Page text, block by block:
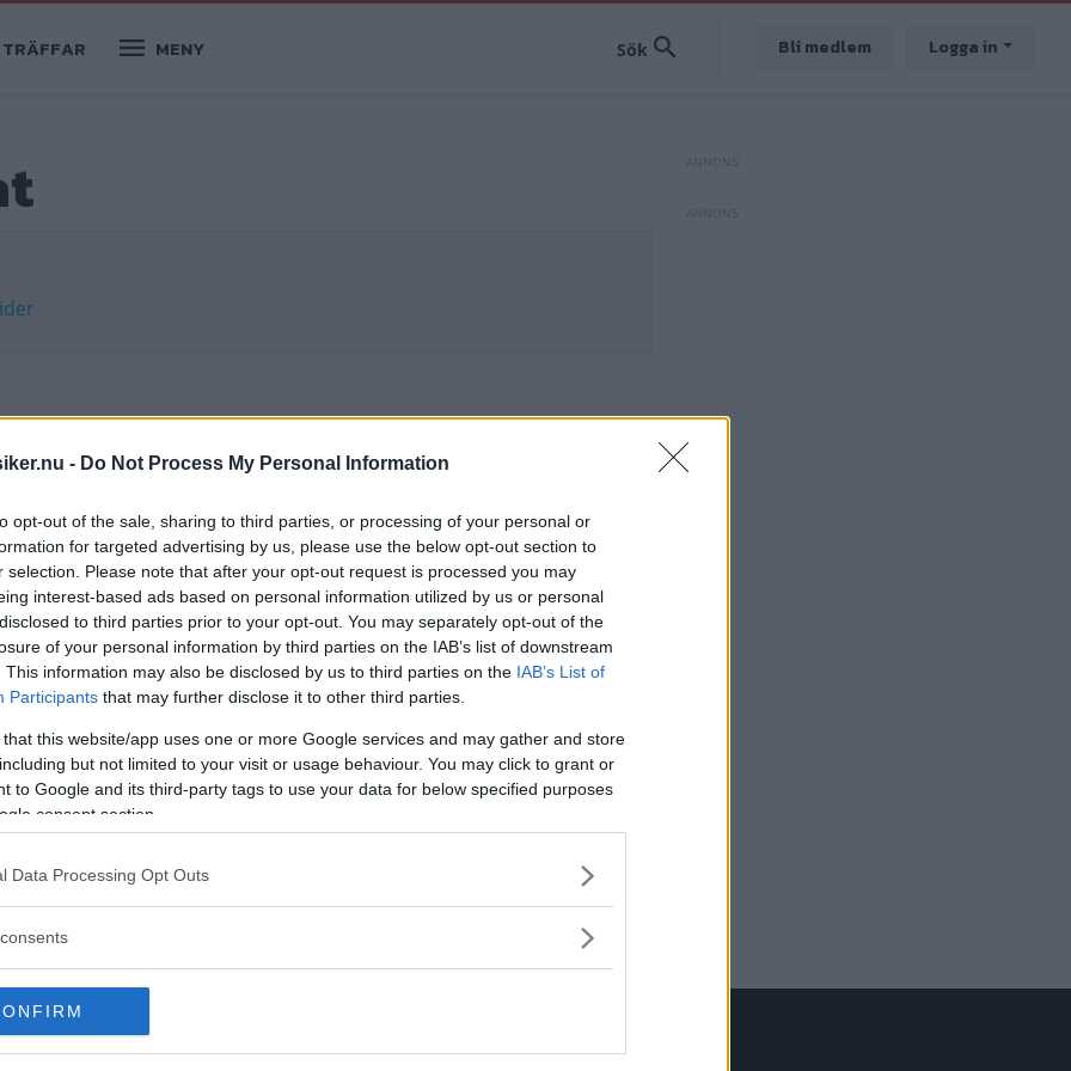
- Do Not Process My Personal Information
opt-out of the sale, sharing to third parties, or processing of your personal or
for targeted advertising by us, please use the below opt-out section to
selection. Please note that after your opt-out request is processed you may
interest-based ads based on personal information utilized by us or personal
to third parties prior to your opt-out. You may separately opt-out of the
of your personal information by third parties on the IAB’s list of downstream
This information may also be disclosed by us to third parties on the IAB’s List of
Participants that may further disclose it to other third parties.
that this website/app uses one or more Google services and may gather and store
but not limited to your visit or usage behaviour. You may click to grant or
to Google and its third-party tags to use your data for below specified purposes
consent section.
Data Processing Opt Outs
TRÄFFAR MENY Bli medlem Logga in
Panda
om att befrielsen från
finns inget förslag – vad tror panelen
och Volvo 945. Medverkande
Maseratin
samtidigt som de är i studion ute på en
blir en aning förvirrat när de
om en traumatisk